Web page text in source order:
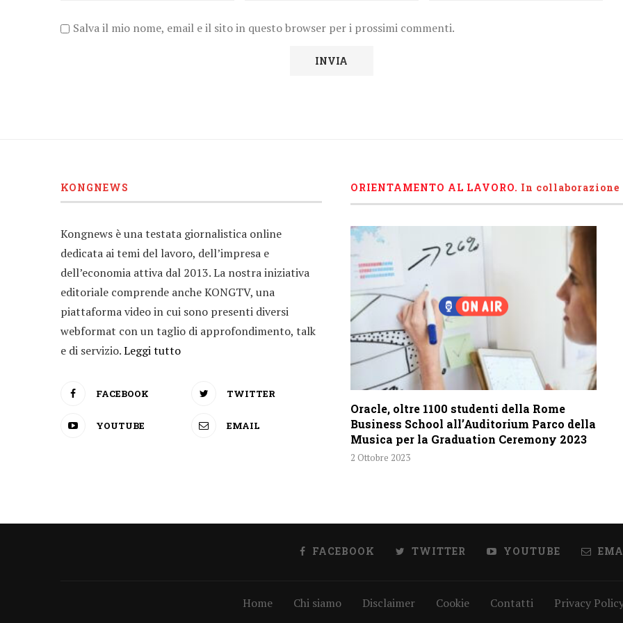
Salva il mio nome, email e il sito in questo browser per i prossimi commenti.
KONGNEWS
Kongnews è una testata giornalistica online
dedicata ai temi del lavoro, dell’impresa e
dell’economia attiva dal 2013. La nostra iniziativa
editoriale comprende anche KONGTV, una
piattaforma video in cui sono presenti diversi
webformat con un taglio di approfondimento, talk
e di servizio.Leggi tutto
FACEBOOK TWITTER
YOUTUBE EMAIL
ORIENTAMENTO AL LAVORO. In collaborazione
Oracle, oltre 1100 studenti della Rome
Business School all’Auditorium Parco della
Musica per la Graduation Ceremony 2023
2 Ottobre 2023
FACEBOOK TWITTER YOUTUBE
Home Chi siamo Disclaimer Cookie Contatti Privacy